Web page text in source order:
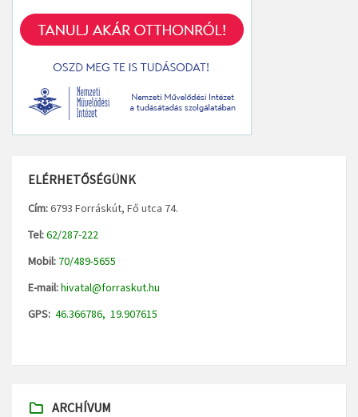
ELÉRHETŐSÉGÜNK
Cím:6793 Forráskút, Fő utca 74.
Tel:62/287-222
Mobil: 70/489-5655
E-mail:hivatal@forraskut.hu
GPS: 46.366786, 19.907615
ARCHÍVUM